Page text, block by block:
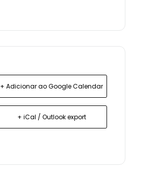
+ Adicionar ao Google Calendar
+ iCal / Outlook export